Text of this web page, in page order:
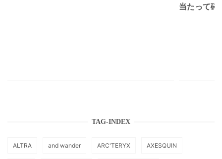
当たって砕
TAG-INDEX
ALTRA and wander ARC'TERYX AXESQUIN